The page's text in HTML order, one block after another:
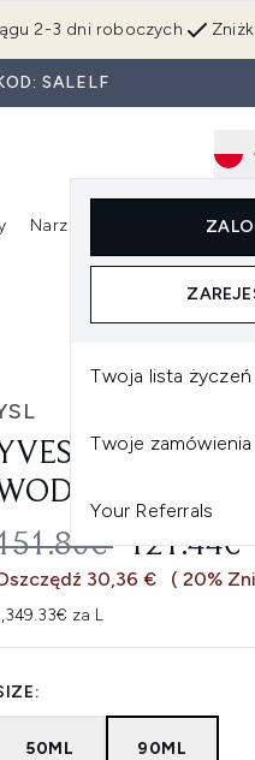
2-3 dni roboczych
SALELF
Twoja lista życzeń
Twoje zamówienia
Your Referrals
(Nowości)Wejdź do podmenu (Makijaż) Wejdź do podmenu (Włosy)
Narzędzia
SAINT
121.44€
30,36 € ( 20%
za L
50ML 90ML